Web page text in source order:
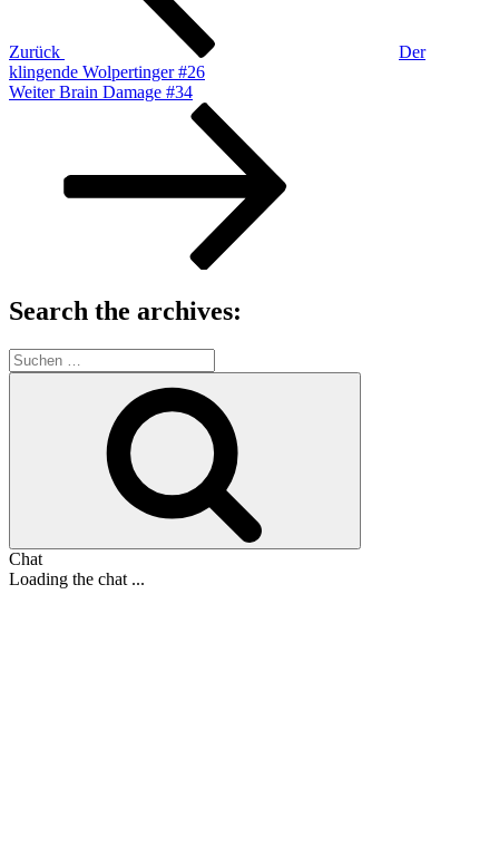
Zurück
Der
klingende Wolpertinger #26
Nächster
Weiter Brain Damage #34
Search the archives:
Suche
nach:
Chat
Loading the chat ...